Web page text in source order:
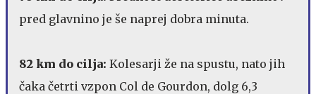
pred glavnino je še naprej dobra minuta.
82 km do cilja: Kolesarji že na spustu, nato jih
čaka četrti vzpon Col de Gourdon, dolg 6,3